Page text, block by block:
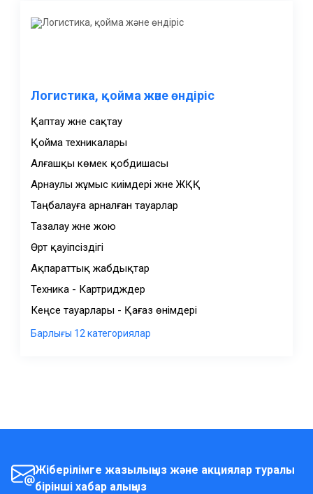
Логистика, қойма және өндіріс
Қаптау және сақтау
Қойма техникалары
Алғашқы көмек қобдишасы
Арнаулы жұмыс киімдері және ЖҚҚ
Таңбалауға арналған тауарлар
Тазалау және жою
Өрт қауіпсіздігі
Ақпараттық жабдықтар
Техника - Картридждер
Кеңсе тауарлары - Қағаз өнімдері
Жіберілімге жазылыңыз және акциялар туралы
бірінші хабар алыңыз